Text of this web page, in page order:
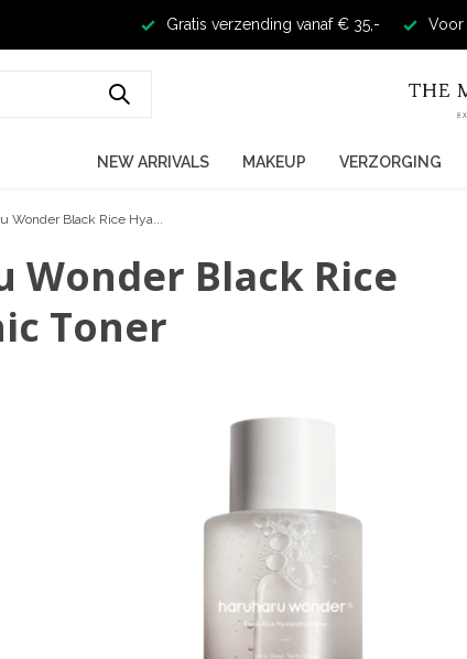
Gratis verzending vanaf € 35,- Voor
NEW ARRIVALS MAKEUP VERZORGING
Wonder Black Rice Hya...
Wonder Black Rice
Toner